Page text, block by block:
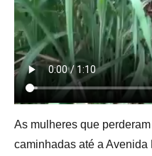
As mulheres que
caminhadas até a Avenida